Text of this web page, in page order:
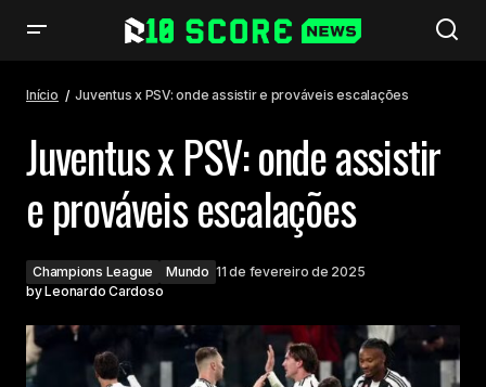
Início Juventus x PSV: onde assistir e prováveis escalações
Juventus x PSV: onde assistir
e prováveis escalações
Champions League Mundo 11 de fevereiro de 2025
byLeonardo Cardoso